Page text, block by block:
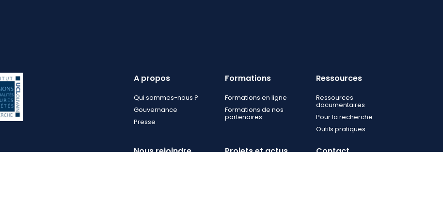
A propos
Qui sommes-nous ?
Gouvernance
Presse
Formations
Formations en ligne
Formations de nos
partenaires
Ressources
Ressources
documentaires
Pour la recherche
Outils pratiques
Nous rejoindre Projets et actus Contact